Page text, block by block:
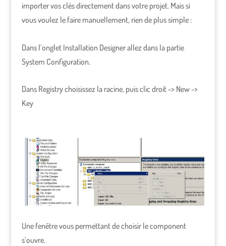
importer vos clés directement dans votre projet. Mais si
vous voulez le faire manuellement, rien de plus simple :
Dans l’onglet Installation Designer allez dans la partie
System Configuration.
Dans Registry choisissez la racine, puis clic droit -> New ->
Key
Une fenêtre vous permettant de choisir le component
s’ouvre.